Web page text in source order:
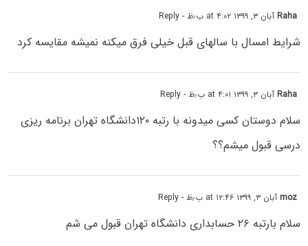
Rahaآبان ۳, ۱۳۹۹ at ۴:۰۲ ب٫ظ - Reply
شرایط امسال با سالهای قبل خیلی فرق میکنه نمیشه مقایسه کرد
Rahaآبان ۳, ۱۳۹۹ at ۴:۰۱ ب٫ظ - Reply
سلام دوستان کسی میدونه با رتبه ۱۲۰دانشگاه تهران برنامه ریزی
درسی قبول میشم؟؟
mozآبان ۳, ۱۳۹۹ at ۱۲:۴۶ ب٫ظ - Reply
سلام بارتبه ۲۶ حسابداری دانشگاه تهران قبول می شم